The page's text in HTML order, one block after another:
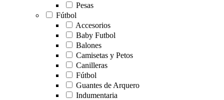
Pesas
Fútbol
Accesorios
Baby Futbol
Balones
Camisetas y Petos
Canilleras
Fútbol
Guantes de Arquero
Indumentaria